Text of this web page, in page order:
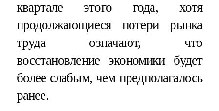
квартале этого года, хотя
продолжающиеся потери рынка
труда означают, что
восстановление экономики будет
более слабым, чем предполагалось
ранее.